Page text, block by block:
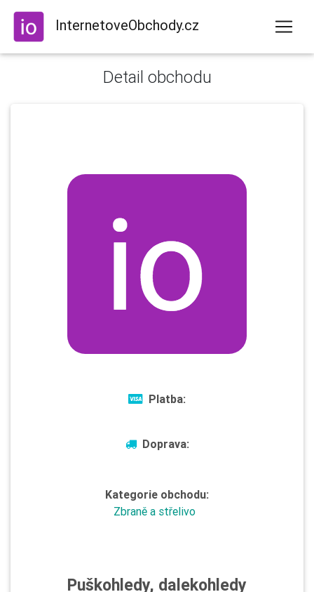
InternetoveObchody.cz
Detail obchodu
Platba:
Doprava:
Kategorie obchodu:
Zbraně a střelivo
Puškohledy, dalekohledy